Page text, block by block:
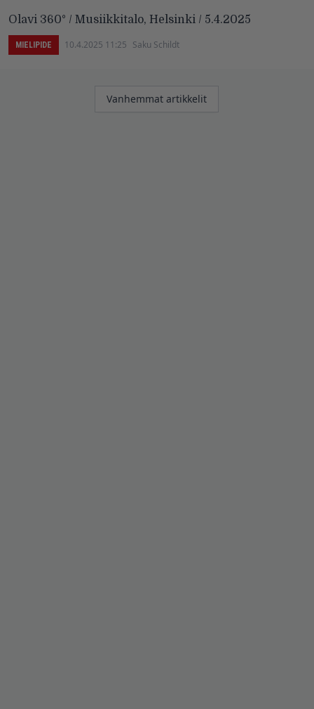
Olavi 360° / Musiikkitalo, Helsinki / 5.4.2025
MIELIPIDE 10.4.2025 11:25 Saku Schildt
Artikkelien
Vanhemmat artikkelit